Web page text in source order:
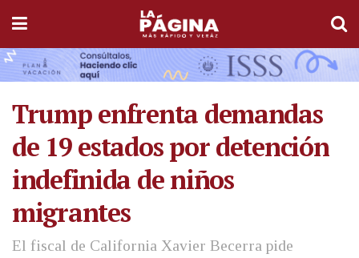
Trump enfrenta demandas
de 19 estados por detención
indefinida de niños
migrantes
El fiscal de California Xavier Becerra pide